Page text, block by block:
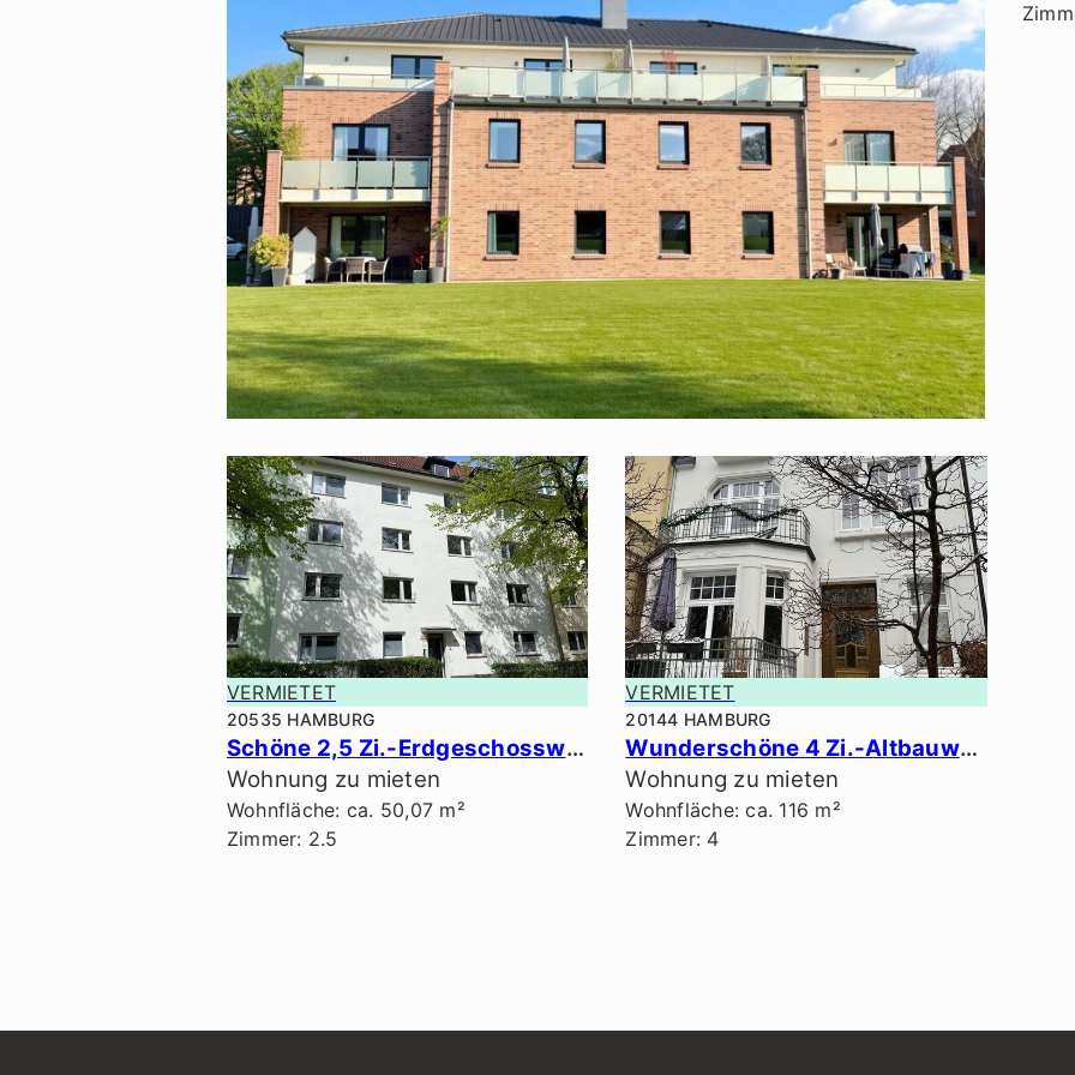
VERMIETET
20535 HAMBURG
Schöne 2,5 Zi.-Erdgeschosswhg. in ruhiger Lage.
Wohnung zu mieten
Wohnfläche: ca. 50,07 m²
Zimmer: 2.5
VERMIETET
20144 HAMBURG
Wunderschöne 4 Zi.-Altbauwhg. inkl. EBK, Wannenbad & Dachterrasse.
Wohnung zu mieten
Wohnfläche: ca. 116 m²
Zimmer: 4